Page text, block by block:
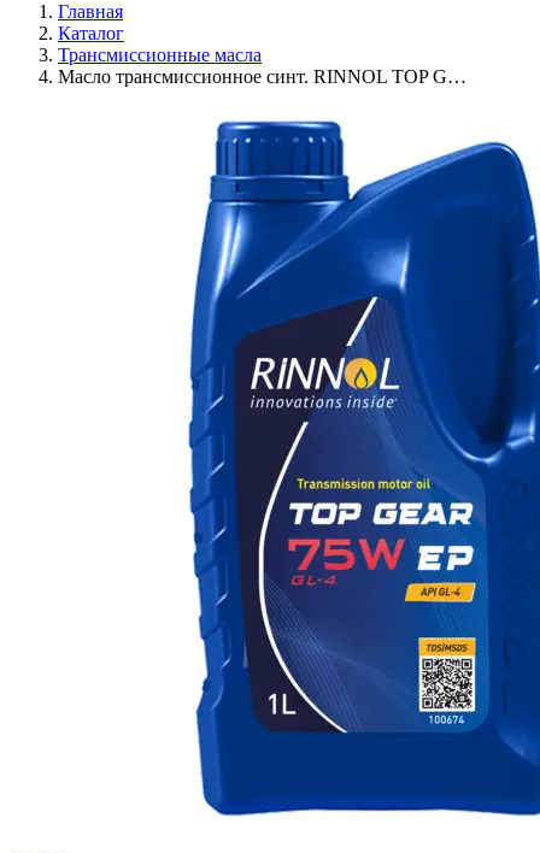
Главная
Каталог
Трансмиссионные масла
Масло трансмиссионное синт. RINNOL TOP G…